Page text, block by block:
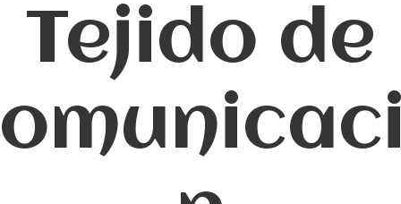
Tejido de